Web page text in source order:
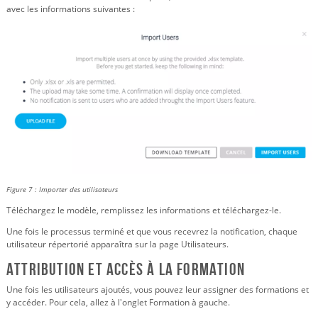
avec les informations suivantes :
Figure 7 : Importer des utilisateurs
Téléchargez le modèle, remplissez les informations et téléchargez-le.
Une fois le processus terminé et que vous recevrez la notification, chaque
utilisateur répertorié apparaîtra sur la page Utilisateurs.
Attribution et accès à la formation
Une fois les utilisateurs ajoutés, vous pouvez leur assigner des formations et
y accéder. Pour cela, allez à l'onglet Formation à gauche.